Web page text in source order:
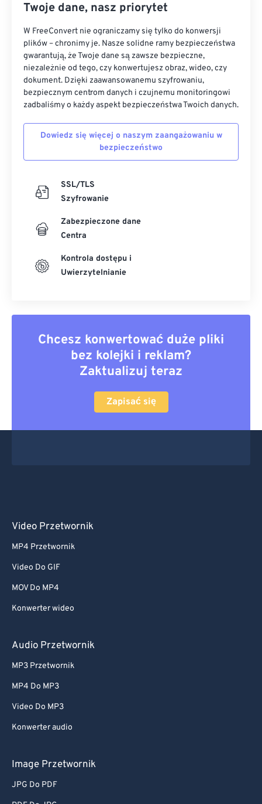
Twoje dane, nasz priorytet
W FreeConvert nie ograniczamy się tylko do konwersji
plików – chronimy je. Nasze solidne ramy bezpieczeństwa
gwarantują, że Twoje dane są zawsze bezpieczne,
niezależnie od tego, czy konwertujesz obraz, wideo, czy
dokument. Dzięki zaawansowanemu szyfrowaniu,
bezpiecznym centrom danych i czujnemu monitoringowi
zadbaliśmy o każdy aspekt bezpieczeństwa Twoich danych.
Dowiedz się więcej o naszym zaangażowaniu w
bezpieczeństwo
SSL/TLS
Szyfrowanie
Zabezpieczone dane
Centra
Kontrola dostępu i
Uwierzytelnianie
Chcesz konwertować duże pliki
bez kolejki i reklam?
Zaktualizuj teraz
Zapisać się
Video Przetwornik
MP4 Przetwornik
Video Do GIF
MOV Do MP4
Konwerter wideo
Audio Przetwornik
MP3 Przetwornik
MP4 Do MP3
Video Do MP3
Konwerter audio
Image Przetwornik
JPG Do PDF